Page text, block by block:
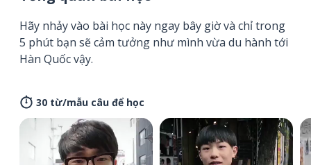
Hãy nhảy vào bài học này ngay bây giờ và chỉ trong
5 phút bạn sẽ cảm tưởng như mình vừa du hành tới
Hàn Quốc vậy.
30 từ/mẫu câu để học